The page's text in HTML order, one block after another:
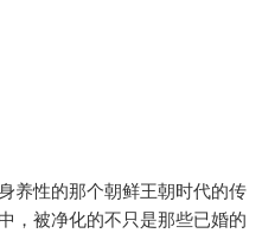
养性的那个朝鲜王朝时代的传
，被净化的不只是那些已婚的